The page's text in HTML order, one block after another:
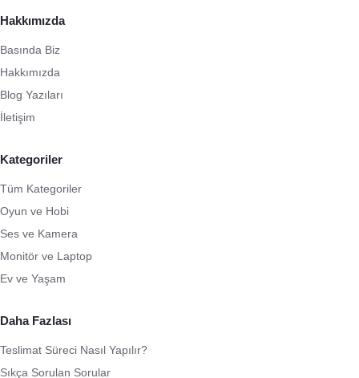
Hakkımızda
Basında Biz
Hakkımızda
Blog Yazıları
İletişim
Kategoriler
Tüm Kategoriler
Oyun ve Hobi
Ses ve Kamera
Monitör ve Laptop
Ev ve Yaşam
Daha Fazlası
Teslimat Süreci Nasıl Yapılır?
Sıkça Sorulan Sorular